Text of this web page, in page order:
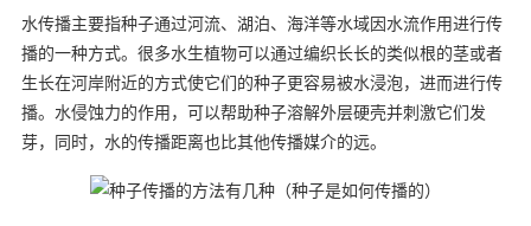
水传播主要指种子通过河流、湖泊、海洋等水域因水流作用进行传
播的一种方式。很多水生植物可以通过编织长长的类似根的茎或者
生长在河岸附近的方式使它们的种子更容易被水浸泡，进而进行传
播。水侵蚀力的作用，可以帮助种子溶解外层硬壳并刺激它们发
芽，同时，水的传播距离也比其他传播媒介的远。